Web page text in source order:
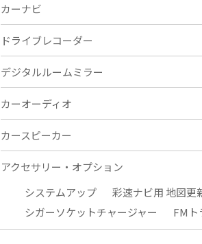
カーナビ
ドライブレコーダー
デジタルルームミラー
カーオーディオ
カースピーカー
アクセサリー・オプション
システムアップ
彩速ナビ用 地図更
シガーソケットチャージャー
FMト